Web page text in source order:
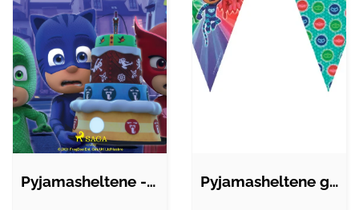
Pyjamasheltene - Kattedreng og den store… Pyjamasheltene guirlander - 2,3m